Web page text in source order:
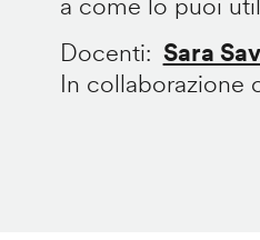
Docenti
Sara
In collaborazione